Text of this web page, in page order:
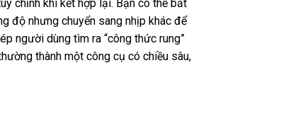
chỉnh khi kết hợp lại. Bạn có thể bắt
độ nhưng chuyển sang nhịp khác để
người dùng tìm ra “công thức rung”
thành một công cụ có chiều sâu,